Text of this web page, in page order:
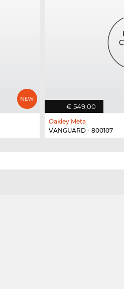
€ 549,00
Oakley Meta
VANGUARD - 800107